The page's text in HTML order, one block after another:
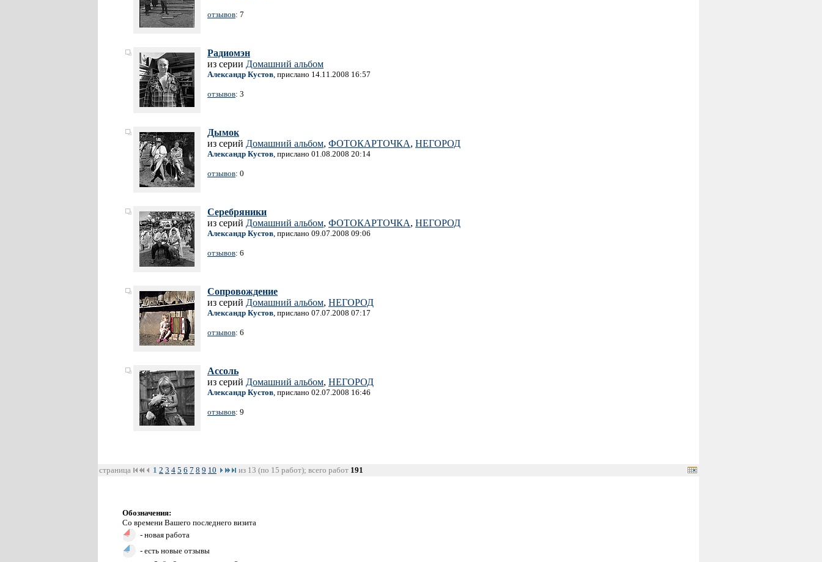
отзывов: 7
Радиомэн
из серии Домашний альбом
Александр Кустов, прислано 14.11.2008 16:57
отзывов: 3
Дымок
из серий Домашний альбом, ФОТОКАРТОЧКА, НЕГОРОД
Александр Кустов, прислано 01.08.2008 20:14
отзывов: 0
Серебряники
из серий Домашний альбом, ФОТОКАРТОЧКА, НЕГОРОД
Александр Кустов, прислано 09.07.2008 09:06
отзывов: 6
Сопровождение
из серий Домашний альбом, НЕГОРОД
Александр Кустов, прислано 07.07.2008 07:17
отзывов: 6
Ассоль
из серий Домашний альбом, НЕГОРОД
Александр Кустов, прислано 02.07.2008 16:46
отзывов: 9
страница 1 2 3 4 5 6 7 8 9 10 из 13 (по 15 работ); всего работ 191
Обозначения:
Со времени Вашего последнего визита
- новая работа
- есть новые отзывы